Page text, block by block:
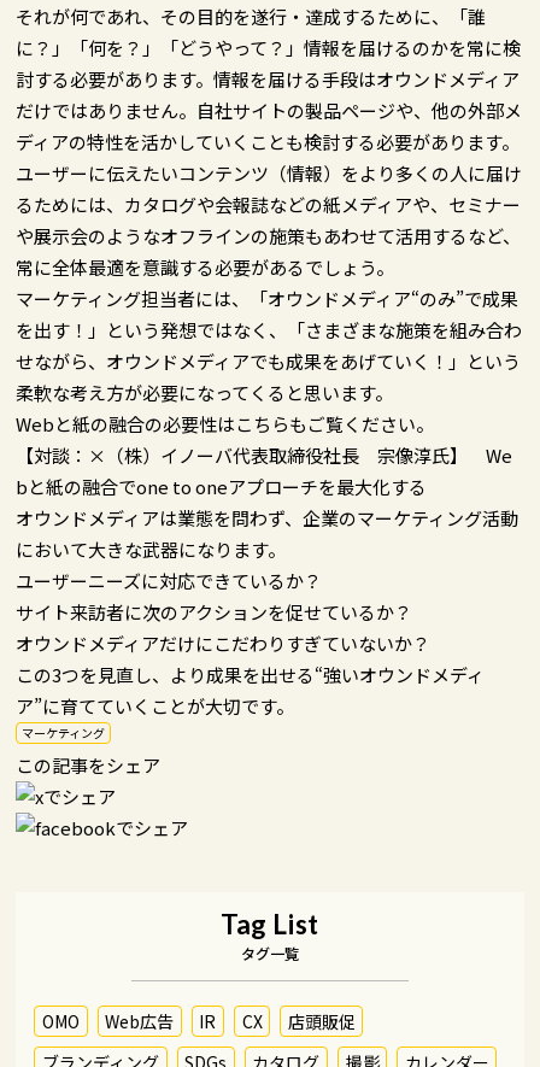
それが何であれ、その目的を遂行・達成するために、「誰
に？」「何を？」「どうやって？」情報を届けるのかを常に検
討する必要があります。情報を届ける手段はオウンドメディア
だけではありません。自社サイトの製品ページや、他の外部メ
ディアの特性を活かしていくことも検討する必要があります。
ユーザーに伝えたいコンテンツ（情報）をより多くの人に届け
るためには、カタログや会報誌などの紙メディアや、セミナー
や展示会のようなオフラインの施策もあわせて活用するなど、
常に全体最適を意識する必要があるでしょう。
マーケティング担当者には、「オウンドメディア“のみ”で成果
を出す！」という発想ではなく、「さまざまな施策を組み合わ
せながら、オウンドメディアでも成果をあげていく！」という
柔軟な考え方が必要になってくると思います。
Webと紙の融合の必要性はこちらもご覧ください。
【対談：×（株）イノーバ代表取締役社長 宗像淳氏】 We
bと紙の融合でone to oneアプローチを最大化する
オウンドメディアは業態を問わず、企業のマーケティング活動
において大きな武器になります。
ユーザーニーズに対応できているか？
サイト来訪者に次のアクションを促せているか？
オウンドメディアだけにこだわりすぎていないか？
この3つを見直し、より成果を出せる“強いオウンドメディ
ア”に育てていくことが大切です。
マーケティング
この記事をシェア
Tag List
タグ一覧
OMO Web広告 IR CX
店頭販促
ブランディング
SDGs カタログ 撮影 カレンダー